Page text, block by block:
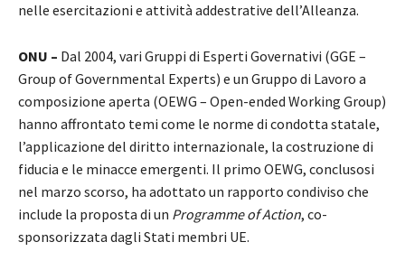
nelle esercitazioni e attività addestrative dell’Alleanza.
ONU – Dal 2004, vari Gruppi di Esperti Governativi (GGE –
Group of Governmental Experts) e un Gruppo di Lavoro a
composizione aperta (OEWG – Open-ended Working Group)
hanno affrontato temi come le norme di condotta statale,
l’applicazione del diritto internazionale, la costruzione di
fiducia e le minacce emergenti. Il primo OEWG, conclusosi
nel marzo scorso, ha adottato un rapporto condiviso che
include la proposta di un Programme of Action, co-
sponsorizzata dagli Stati membri UE.